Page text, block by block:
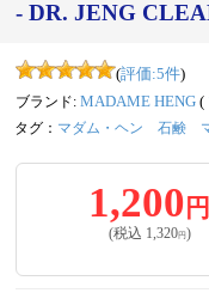
- DR. JENG
(評価:5件)
ブランド: MADAME HENG (
タグ： マダム・ヘン 石鹸
1,200 円
(税込 1,320円)